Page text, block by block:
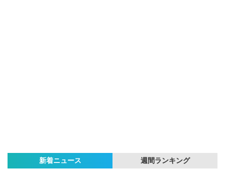
新着ニュース 週間ランキング